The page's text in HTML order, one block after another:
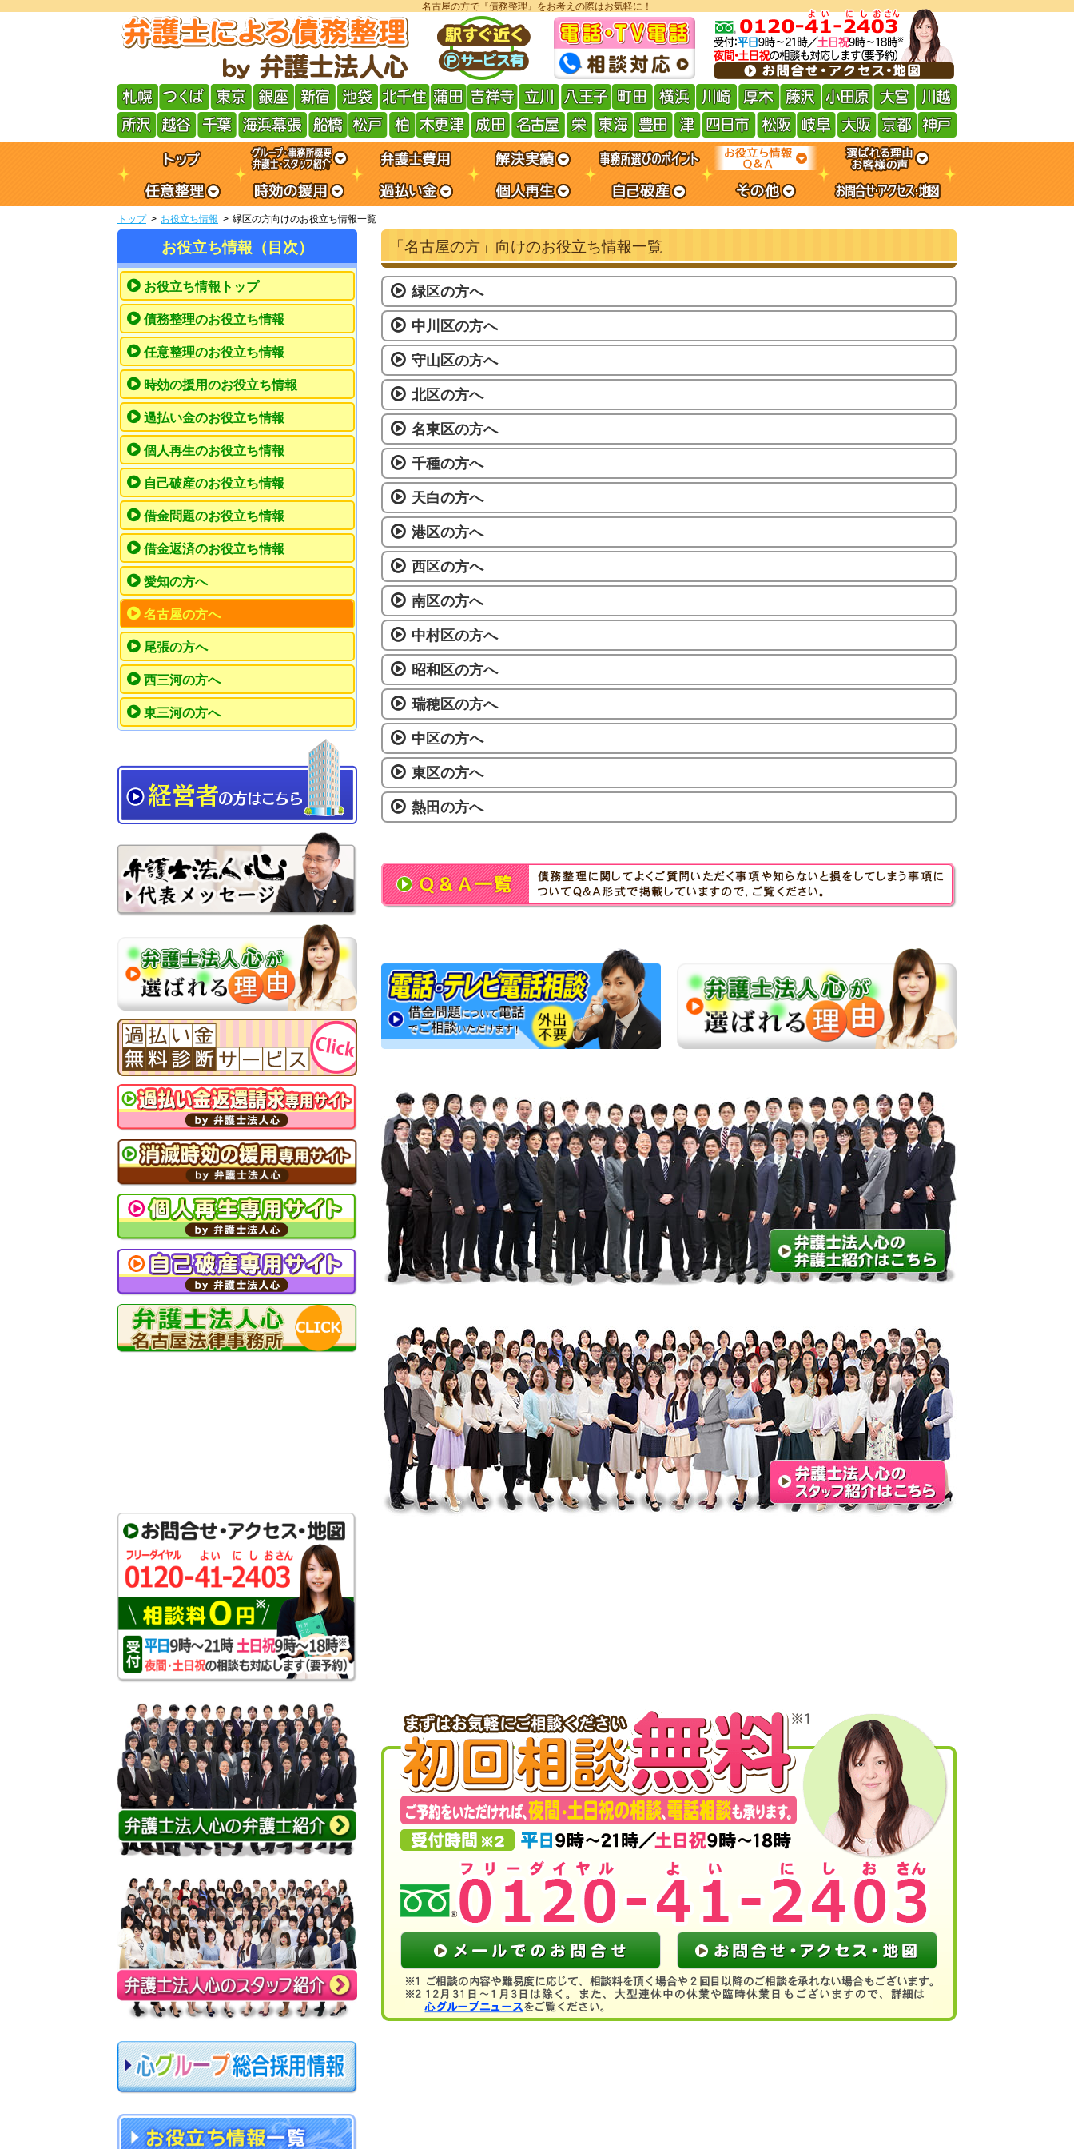
名古屋の方で『債務整理』をお考えの際はお気軽に！
トップ お役立ち情報 緑区の方向けのお役立ち情報一覧
「名古屋の方」向けのお役立ち情報一覧
緑区の方へ
中川区の方へ
守山区の方へ
北区の方へ
名東区の方へ
千種の方へ
天白の方へ
港区の方へ
西区の方へ
南区の方へ
中村区の方へ
昭和区の方へ
瑞穂区の方へ
中区の方へ
東区の方へ
熱田の方へ
お役立ち情報（目次）
お役立ち情報トップ
債務整理のお役立ち情報
任意整理のお役立ち情報
時効の援用のお役立ち情報
過払い金のお役立ち情報
個人再生のお役立ち情報
自己破産のお役立ち情報
借金問題のお役立ち情報
借金返済のお役立ち情報
愛知の方へ
名古屋の方へ
尾張の方へ
西三河の方へ
東三河の方へ